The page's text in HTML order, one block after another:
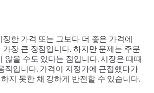
한 가격 또는 그보다 더 좋은 가격에
장 큰 장점입니다. 하지만 문제는 주문
않을 수도 있다는 점입니다. 시장은 때때
직입니다. 가격이 지정가에 근접했다가
지 못한 채 강하게 반전할 수 있습니다.